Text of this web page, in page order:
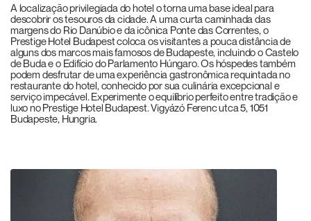
A localização privilegiada do hotel o torna uma base ideal para
descobrir os tesouros da cidade. A uma curta caminhada das
margens do Rio Danúbio e da icônica Ponte das Correntes, o
Prestige Hotel Budapest coloca os visitantes a poucadistância de
alguns dos marcos mais famosos de Budapeste, incluindo o Castelo
de Buda e o Edifício do Parlamento Húngaro. Os hóspedes também
podem desfrutar de uma experiência gastronômica requintada no
restaurante do hotel, conhecido por sua culinária excepcional e
serviço impecável. Experimente o equilíbrio perfeito entre tradição e
luxo no Prestige Hotel Budapest. Vigyázó Ferenc utca 5, 1051
Budapeste, Hungria.